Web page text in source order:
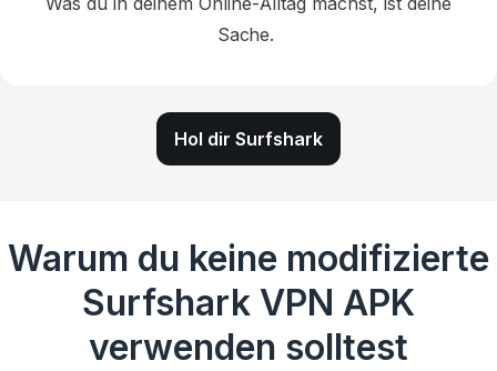
Sache.
Hol dir Surfshark
Warum du keine modifizierte
Surfshark VPN APK
verwenden solltest